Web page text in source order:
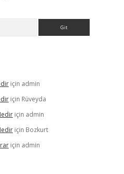
için admin
için Rüveyda
için admin
için Bozkurt
için admin